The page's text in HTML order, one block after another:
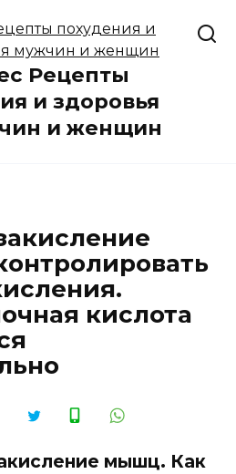
Рецепты
и здоровья
и женщин
кислота
мышц. Как